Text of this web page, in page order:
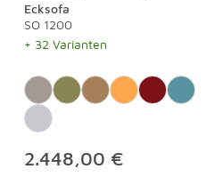
Ecksofa
SO 1200
+ 32 Varianten
2.448,00 €